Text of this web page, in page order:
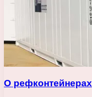
О рефконтейнерах